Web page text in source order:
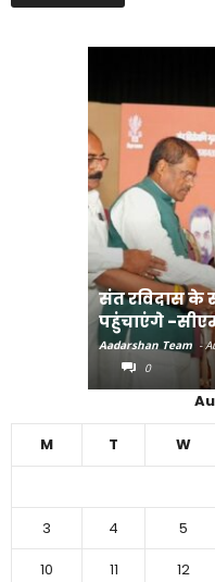
संत रविदास के
पहुंचाएंगे -
Aadarshan Team -
0
M T W
3
4 5
10
11 12